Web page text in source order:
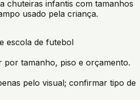
chuteiras infantis com tamanhos
usado pela criança.
escola de futebol
por tamanho, piso e orçamento.
pelo visual; confirmar tipo de